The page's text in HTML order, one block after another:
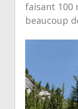
faisant 100
beaucoup